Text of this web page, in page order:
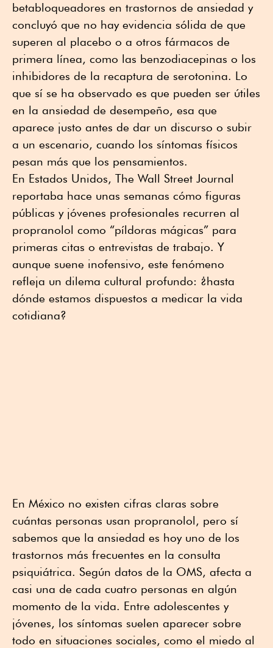
betabloqueadores en trastornos de ansiedad y
concluyó que no hay evidencia sólida de que
superen al placebo o a otros fármacos de
primera línea, como las benzodiacepinas o los
inhibidores de la recaptura de serotonina. Lo
que sí se ha observado es que pueden ser útiles
en la ansiedad de desempeño, esa que
aparece justo antes de dar un discurso o subir
a un escenario, cuando los síntomas físicos
pesan más que los pensamientos.
En Estados Unidos, The Wall Street Journal
reportaba hace unas semanas cómo figuras
públicas y jóvenes profesionales recurren al
propranolol como “píldoras mágicas” para
primeras citas o entrevistas de trabajo. Y
aunque suene inofensivo, este fenómeno
refleja un dilema cultural profundo: ¿hasta
dónde estamos dispuestos a medicar la vida
cotidiana?
En México no existen cifras claras sobre
cuántas personas usan propranolol, pero sí
sabemos que la ansiedad es hoy uno de los
trastornos más frecuentes en la consulta
psiquiátrica. Según datos de la OMS, afecta a
casi una de cada cuatro personas en algún
momento de la vida. Entre adolescentes y
jóvenes, los síntomas suelen aparecer sobre
todo en situaciones sociales, como el miedo al